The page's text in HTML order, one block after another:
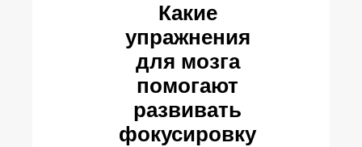
Какие
упражнения
для мозга
помогают
развивать
фокусировку